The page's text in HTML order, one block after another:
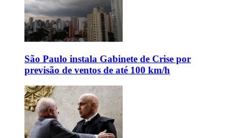
São Paulo instala Gabinete de Crise por
previsão de ventos de até 100 km/h